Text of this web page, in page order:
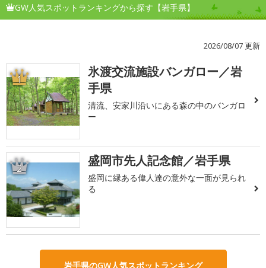
GW人気スポットランキングから探す【岩手県】
2026/08/07 更新
1
氷渡交流施設バンガロー／岩
手県
清流、安家川沿いにある森の中のバンガロ
ー
2 盛岡市先人記念館／岩手県
盛岡に縁ある偉人達の意外な一面が見られ
る
岩手県のGW人気スポットランキング